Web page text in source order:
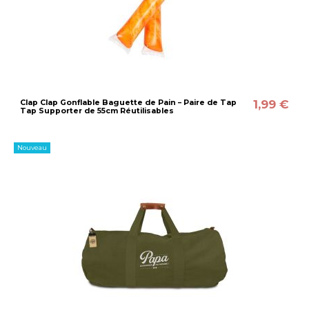
Clap Clap Gonflable Baguette de Pain – Paire de Tap
Tap Supporter de 55cm Réutilisables
1,99 €
Nouveau